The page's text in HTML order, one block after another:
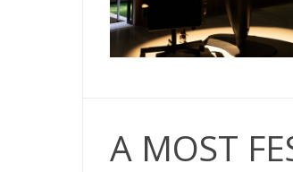
A MOST